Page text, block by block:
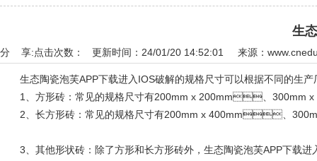
生
点击次数： 更新时间：24/01/20 14:52:01 来源：
分 享:
生态陶瓷泡芙APP下载进入IOS破解的规格尺寸可以根据不同的生产厂
1、方形砖：常见的规格尺寸有200mm x 200mm、300mm
2、长方形砖：常见的规格尺寸有200mm x 400mm、
3、其他形状砖：除了方形和长方形砖外，生态陶瓷泡芙APP下载进